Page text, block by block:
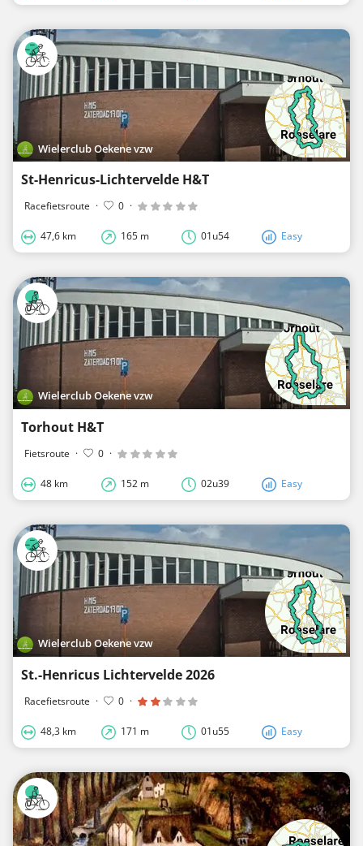
Wielerclub Oekene vzw
St-Henricus-Lichtervelde H&T
Racefietsroute · 0 ·
47,6 km 165 m 01u54 Easy
Wielerclub Oekene vzw
Torhout H&T
Fietsroute · 0 ·
48 km 152 m 02u39 Easy
Wielerclub Oekene vzw
St.-Henricus Lichtervelde 2026
Racefietsroute · 0 ·
48,3 km 171 m 01u55 Easy